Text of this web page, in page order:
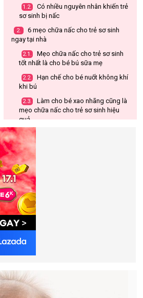
1.2.
Có nhiều nguyên nhân khiến trẻ
sơ sinh bị nấc
2.
6 mẹo chữa nấc cho trẻ sơ sinh
ngay tại nhà
2.1.
Mẹo chữa nấc cho trẻ sơ sinh
tốt nhất là cho bé bú sữa mẹ
2.2.
Hạn chế cho bé nuốt không khí
khi bú
2.3.
Làm cho bé xao nhãng cũng là
mẹo chữa nấc cho trẻ sơ sinh hiệu
quả
2.4. Massage lưng cho bé để làm
giảm cơn nấc
2.5.
bằng cách gãi lên môi và tai bé
2.6. Làm cho bé khóc cũng là cách
chữa nấc hiệu quả
3.
Làm cách nào để mẹ hạn chế các
cơn nấc cho bé